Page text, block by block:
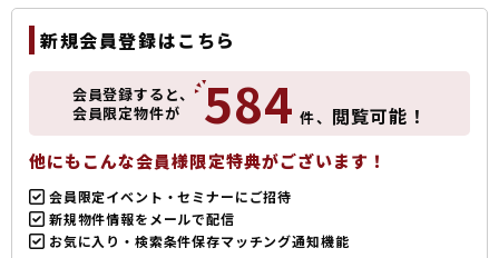
新規会員登録はこちら
会員登録すると、
会員限定物件が
584 件、 閲覧可能！
他にもこんな会員様限定特典がございます！
会員限定イベント・セミナーにご招待
新規物件情報をメールで配信
お気に入り・検索条件保存マッチング通知機能